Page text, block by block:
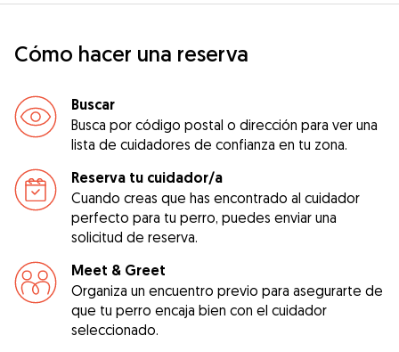
Cómo hacer una reserva
Buscar
Busca por código postal o dirección para ver una
lista de cuidadores de confianza en tu zona.
Reserva tu cuidador/a
Cuando creas que has encontrado al cuidador
perfecto para tu perro, puedes enviar una
solicitud de reserva.
Meet & Greet
Organiza un encuentro previo para asegurarte de
que tu perro encaja bien con el cuidador
seleccionado.